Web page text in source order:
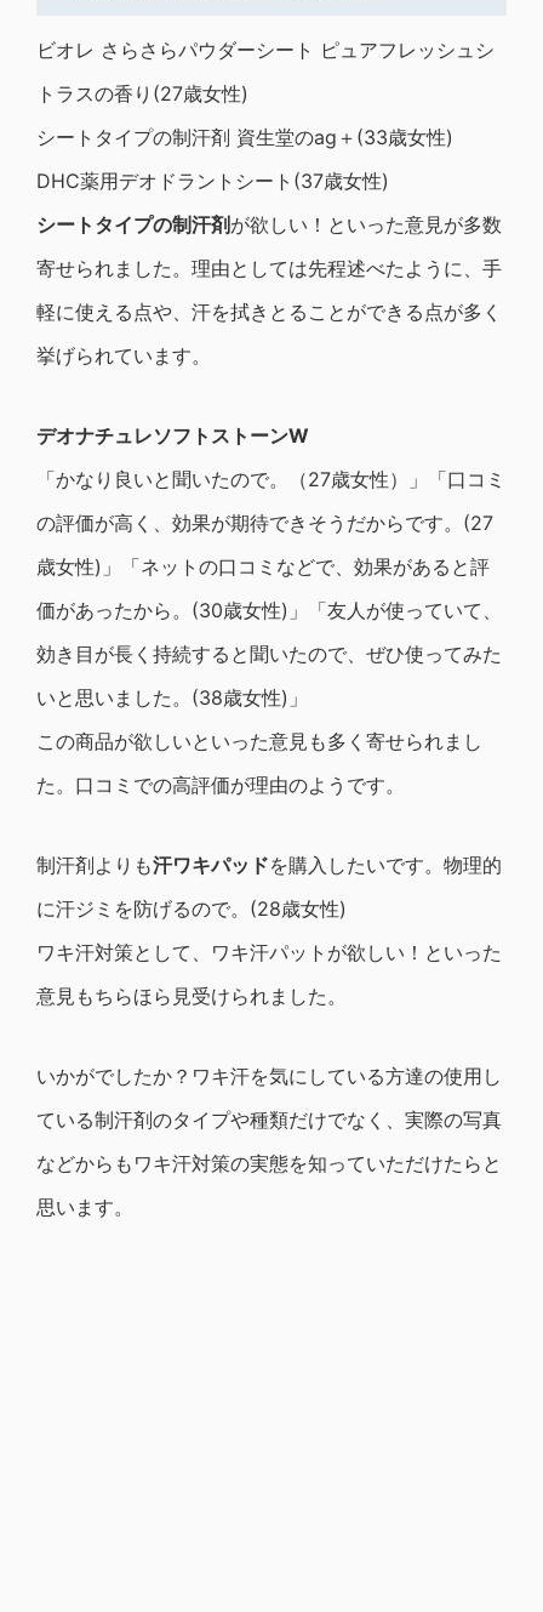
ビオレ さらさらパウダーシート ピュアフレッシュシ
トラスの香り(27歳女性)
シートタイプの制汗剤 資生堂のag＋(33歳女性)
DHC薬用デオドラントシート(37歳女性)
シートタイプの制汗剤が欲しい！といった意見が多数
寄せられました。理由としては先程述べたように、手
軽に使える点や、汗を拭きとることができる点が多く
挙げられています。
デオナチュレソフトストーンW
「かなり良いと聞いたので。（27歳女性）」「口コミ
の評価が高く、効果が期待できそうだからです。(27
歳女性)」「ネットの口コミなどで、効果があると評
価があったから。(30歳女性)」「友人が使っていて、
効き目が長く持続すると聞いたので、ぜひ使ってみた
いと思いました。(38歳女性)」
この商品が欲しいといった意見も多く寄せられまし
た。口コミでの高評価が理由のようです。
制汗剤よりも汗ワキパッドを購入したいです。物理的
に汗ジミを防げるので。(28歳女性)
ワキ汗対策として、ワキ汗パットが欲しい！といった
意見もちらほら見受けられました。
いかがでしたか？ワキ汗を気にしている方達の使用し
ている制汗剤のタイプや種類だけでなく、実際の写真
などからもワキ汗対策の実態を知っていただけたらと
思います。